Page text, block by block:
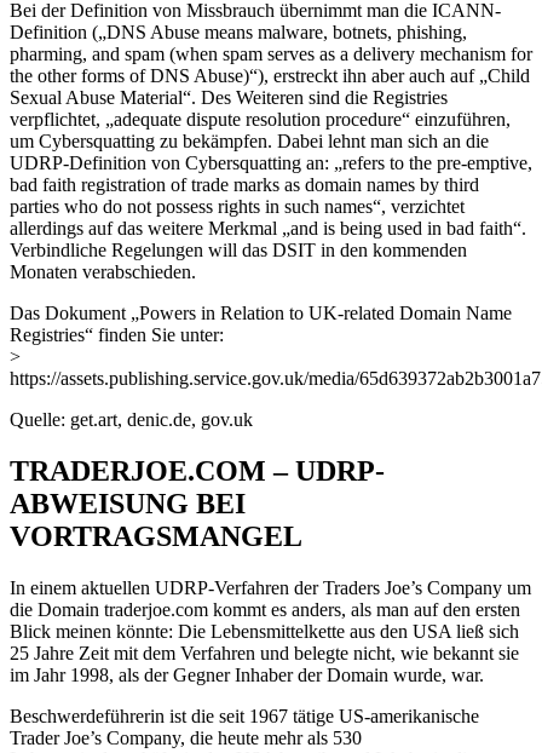
Bei der Definition von Missbrauch übernimmt man die ICANN-
Definition („DNS Abuse means malware, botnets, phishing,
pharming, and spam (when spam serves as a delivery mechanism for
the other forms of DNS Abuse)“), erstreckt ihn aber auch auf „Child
Sexual Abuse Material“. Des Weiteren sind die Registries
verpflichtet, „adequate dispute resolution procedure“ einzuführen,
um Cybersquatting zu bekämpfen. Dabei lehnt man sich an die
UDRP-Definition von Cybersquatting an: „refers to the pre-emptive,
bad faith registration of trade marks as domain names by third
parties who do not possess rights in such names“, verzichtet
allerdings auf das weitere Merkmal „and is being used in bad faith“.
Verbindliche Regelungen will das DSIT in den kommenden
Monaten verabschieden.
Das Dokument „Powers in Relation to UK-related Domain Name
Registries“ finden Sie unter:
>
https://assets.publishing.service.gov.uk/media/
Quelle: get.art, denic.de, gov.uk
TRADERJOE.COM – UDRP-
ABWEISUNG BEI
VORTRAGSMANGEL
In einem aktuellen UDRP-Verfahren der Traders Joe’s Company um
die Domain traderjoe.com kommt es anders, als man auf den ersten
Blick meinen könnte: Die Lebensmittelkette aus den USA ließ sich
25 Jahre Zeit mit dem Verfahren und belegte nicht, wie bekannt sie
im Jahr 1998, als der Gegner Inhaber der Domain wurde, war.
Beschwerdeführerin ist die seit 1967 tätige US-amerikanische
Trader Joe’s Company, die heute mehr als 530